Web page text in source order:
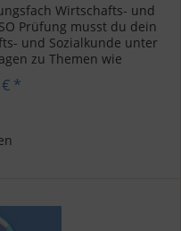
Wirtschafts- und
Prüfung musst du dein
und Sozialkunde unter
zu Themen wie
*